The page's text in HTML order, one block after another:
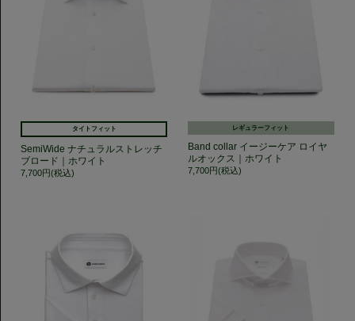
タイトフィット
SemiWide ナチュラルストレッチ
ブロード｜ホワイト
7,700円(税込)
レギュラーフィット
Band collar イージーケア ロイヤ
ルオックス｜ホワイト
7,700円(税込)